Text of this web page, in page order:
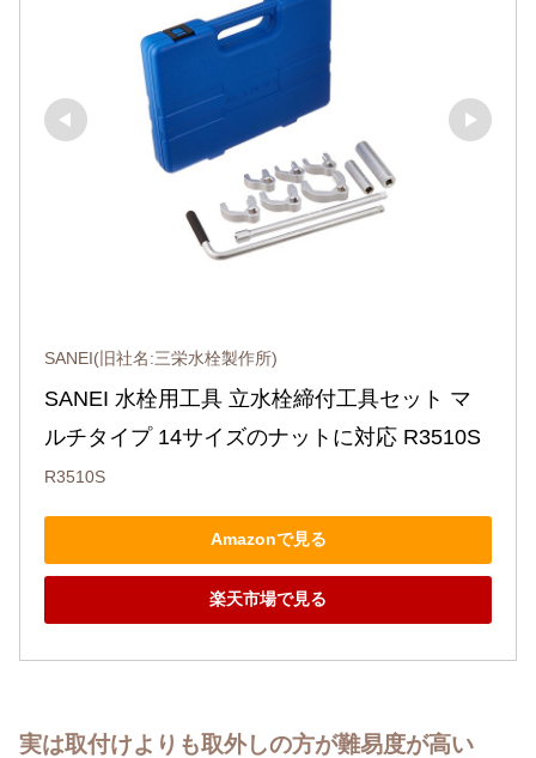
SANEI(旧社名:三栄水栓製作所)
SANEI 水栓用工具 立水栓締付工具セット マ
ルチタイプ 14サイズのナットに対応 R3510S
R3510S
Amazonで見る
楽天市場で見る
実は取付けよりも取外しの方が難易度が高い